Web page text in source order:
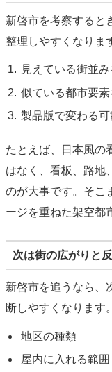
新啓市を考察すると
整理しやすくなりま
見えている街並み
似ている都市要素
製品版で変わる
たとえば、日本風の
はなく、看板、路地
のが大事です。そこ
ージを重ねた架空都
次は街の広がりと
新啓市を追うなら、
断しやすくなります。
地区の種類
屋内に入れる範囲